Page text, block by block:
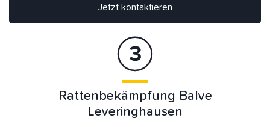
Jetzt kontaktieren
Rattenbekämpfung Balve
Leveringhausen